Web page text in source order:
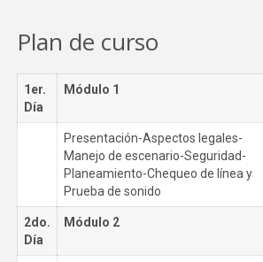
Plan de curso
1er.
Día
Módulo 1
Presentación-Aspectos legales-
Manejo de escenario-Seguridad-
Planeamiento-Chequeo de línea y
Prueba de sonido
2do.
Día
Módulo 2